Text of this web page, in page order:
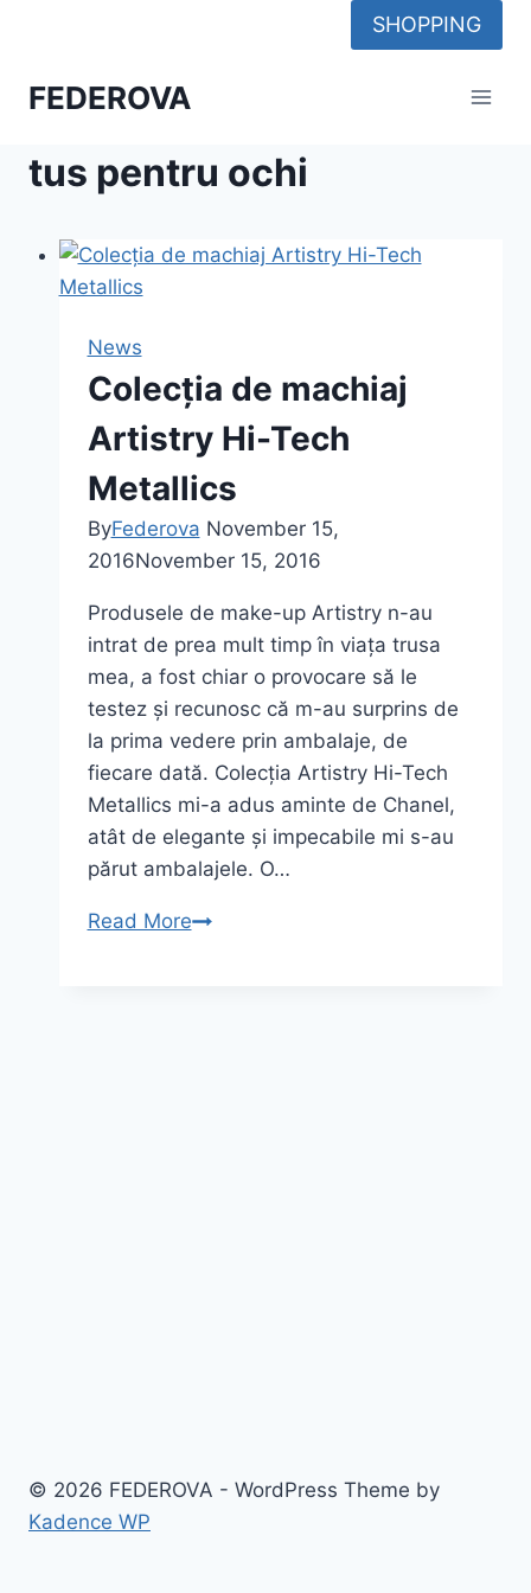
SHOPPING
FEDEROVA
tus pentru ochi
News
Colecția de machiaj
Artistry Hi-Tech
Metallics
ByFederova November 15,
2016November 15, 2016
Produsele de make-up Artistry n-au
intrat de prea mult timp în viața trusa
mea, a fost chiar o provocare să le
testez și recunosc că m-au surprins de
la prima vedere prin ambalaje, de
fiecare dată. Colecția Artistry Hi-Tech
Metallics mi-a adus aminte de Chanel,
atât de elegante și impecabile mi s-au
părut ambalajele. O…
Read MoreColecția
© 2026 FEDEROVA - WordPress Theme by
Kadence WP